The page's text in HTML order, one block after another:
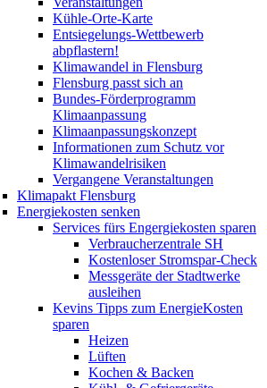
Kühle-Orte-Karte
Entsiegelungs-Wettbewerb
abpflastern!
Klimawandel in Flensburg
Flensburg passt sich an
Bundes-Förderprogramm
Klimaanpassung
Klimaanpassungskonzept
Informationen zum Schutz vor
Klimawandelrisiken
Vergangene Veranstaltungen
Klimapakt Flensburg
Energiekosten senken
Services fürs Engergiekosten sparen
Verbraucherzentrale SH
Kostenloser Stromspar-Check
Messgeräte der Stadtwerke
ausleihen
Kevins Tipps zum EnergieKosten
sparen
Heizen
Lüften
Kochen & Backen